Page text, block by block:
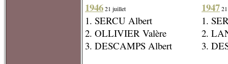
1946 21 juillet
1. SERCU Albert
2. OLLIVIER Valère
3. DESCAMPS Albert
1947
1.
2.
3.